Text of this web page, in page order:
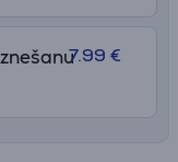
7.99 €